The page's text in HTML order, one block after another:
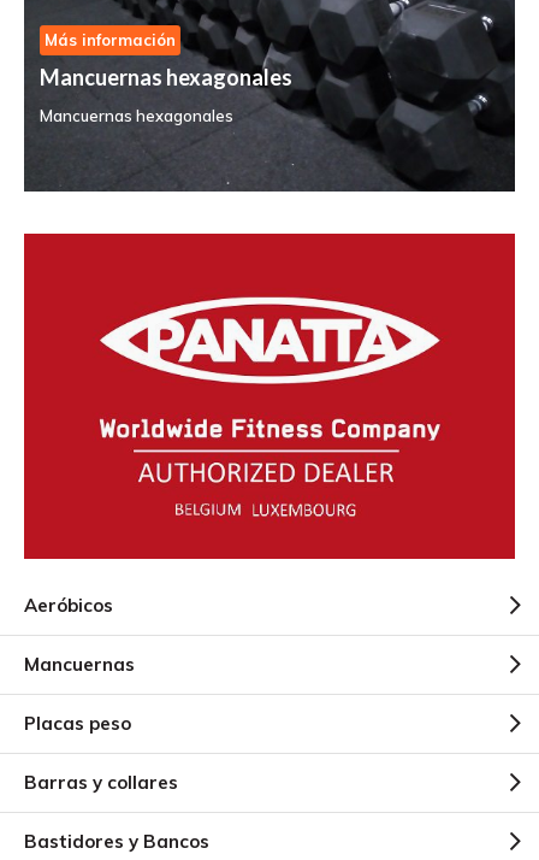
Más información
Mancuernas hexagonales
Mancuernas hexagonales
Aeróbicos
Mancuernas
Placas peso
Barras y collares
Bastidores y Bancos